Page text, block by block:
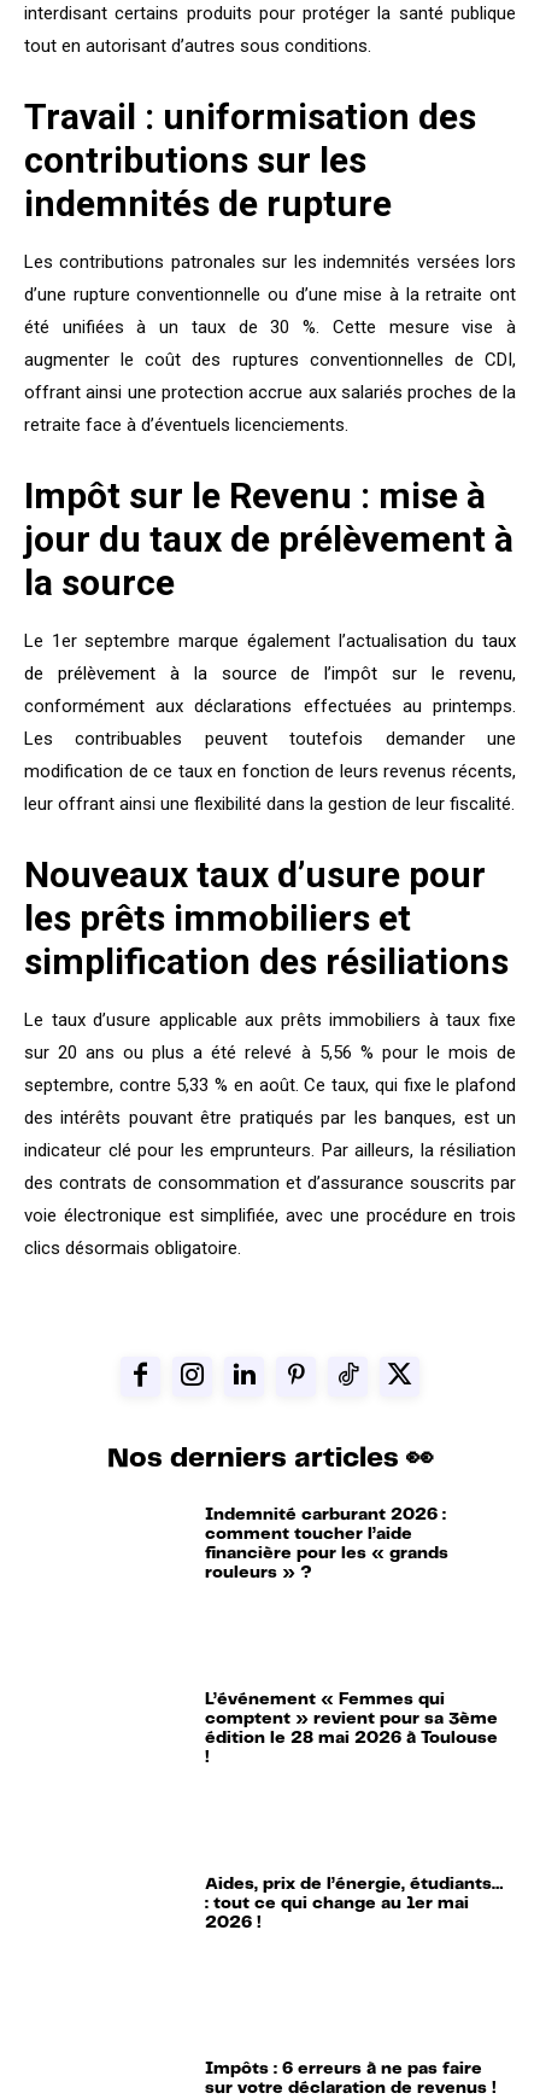
interdisant certains produits pour protéger la santé publique
tout en autorisant d’autres sous conditions.
Travail : uniformisation des
contributions sur les
indemnités de rupture
Les contributions patronales sur les indemnités versées lors
d’une rupture conventionnelle ou d’une mise à la retraite ont
été unifiées à un taux de 30 %. Cette mesure vise à
augmenter le coût des ruptures conventionnelles de CDI,
offrant ainsi une protection accrue aux salariés proches de la
retraite face à d’éventuels licenciements.
Impôt sur le Revenu : mise à
jour du taux de prélèvement à
la source
Le 1er septembre marque également l’actualisation du taux
de prélèvement à la source de l’impôt sur le revenu,
conformément aux déclarations effectuées au printemps.
Les contribuables peuvent toutefois demander une
modification de ce taux en fonction de leurs revenus récents,
leur offrant ainsi une flexibilité dans la gestion de leur fiscalité.
Nouveaux taux d’usure pour
les prêts immobiliers et
simplification des résiliations
Le taux d’usure applicable aux prêts immobiliers à taux fixe
sur 20 ans ou plus a été relevé à 5,56 % pour le mois de
septembre, contre 5,33 % en août. Ce taux, qui fixe le plafond
des intérêts pouvant être pratiqués par les banques, est un
indicateur clé pour les emprunteurs. Par ailleurs, la résiliation
des contrats de consommation et d’assurance souscrits par
voie électronique est simplifiée, avec une procédure en trois
clics désormais obligatoire.
Nos derniers articles 👀
Indemnité carburant 2026 :
comment toucher l’aide
financière pour les « grands
rouleurs » ?
L’événement « Femmes qui
comptent » revient pour sa 3ème
édition le 28 mai 2026 à Toulouse
!
Aides, prix de l’énergie, étudiants…
: tout ce qui change au 1er mai
2026 !
Impôts : 6 erreurs à ne pas faire
sur votre déclaration de revenus !